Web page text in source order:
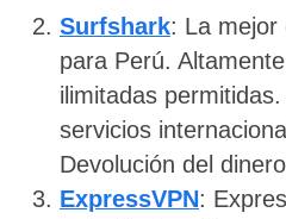
Surfshark: La mejor
para Perú.
ilimitadas
servicios
Devolución del
ExpressVPN: